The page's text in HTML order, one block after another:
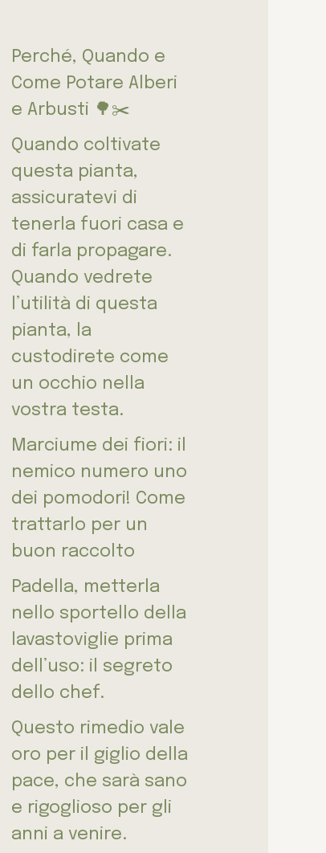
Perché, Quando e
Come Potare Alberi
e Arbusti 🌳✂️
Quando coltivate
questa pianta,
assicuratevi di
tenerla fuori casa e
di farla propagare.
Quando vedrete
l’utilità di questa
pianta, la
custodirete come
un occhio nella
vostra testa.
Marciume dei fiori: il
nemico numero uno
dei pomodori! Come
trattarlo per un
buon raccolto
Padella, metterla
nello sportello della
lavastoviglie prima
dell’uso: il segreto
dello chef.
Questo rimedio vale
oro per il giglio della
pace, che sarà sano
e rigoglioso per gli
anni a venire.